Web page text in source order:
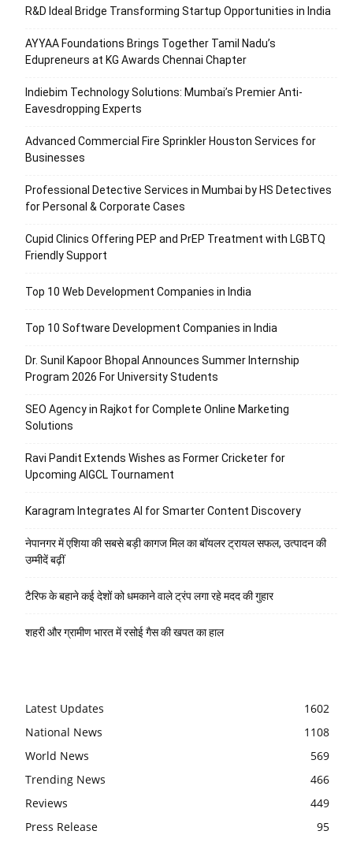
R&D Ideal Bridge Transforming Startup Opportunities in India
AYYAA Foundations Brings Together Tamil Nadu’s
Edupreneurs at KG Awards Chennai Chapter
Indiebim Technology Solutions: Mumbai’s Premier Anti-
Eavesdropping Experts
Advanced Commercial Fire Sprinkler Houston Services for
Businesses
Professional Detective Services in Mumbai by HS Detectives
for Personal & Corporate Cases
Cupid Clinics Offering PEP and PrEP Treatment with LGBTQ
Friendly Support
Top 10 Web Development Companies in India
Top 10 Software Development Companies in India
Dr. Sunil Kapoor Bhopal Announces Summer Internship
Program 2026 For University Students
SEO Agency in Rajkot for Complete Online Marketing
Solutions
Ravi Pandit Extends Wishes as Former Cricketer for
Upcoming AIGCL Tournament
Karagram Integrates AI for Smarter Content Discovery
नेपानगर में एशिया की सबसे बड़ी कागज मिल का बॉयलर ट्रायल सफल, उत्पादन की
उम्मीदें बढ़ीं
टैरिफ के बहाने कई देशों को धमकाने वाले ट्रंप लगा रहे मदद की गुहार
शहरी और ग्रामीण भारत में रसोई गैस की खपत का हाल
Latest Updates
1602
National News
1108
World News
569
Trending News
466
Reviews
449
Press Release
95